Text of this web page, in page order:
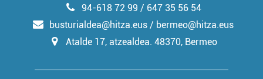
94-618 72 99 / 647 35 56 54
busturialdea@hitza.eus / bermeo@hitza.eus
Atalde 17, atzealdea. 48370, Bermeo